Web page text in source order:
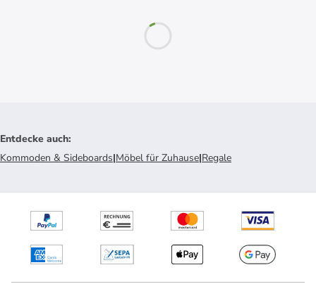
Entdecke auch:
Kommoden & Sideboards|Möbel für Zuhause|Regale